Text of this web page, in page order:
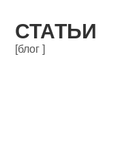
СТАТЬИ
[блог ]